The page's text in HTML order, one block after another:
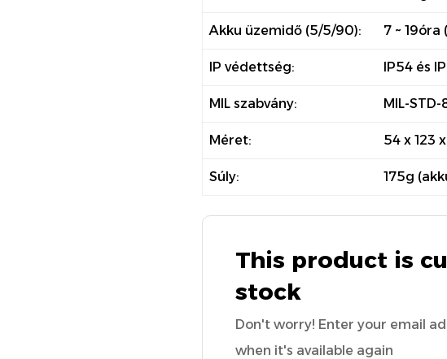
Akku üzemidő (5/5/90): 7 ~
IP védettség: IP54 és
MIL szabvány: MIL-STD-
Méret: 54 x 123
Súly: 175g
This product is
stock
Don't worry! Enter your email
when it's available again